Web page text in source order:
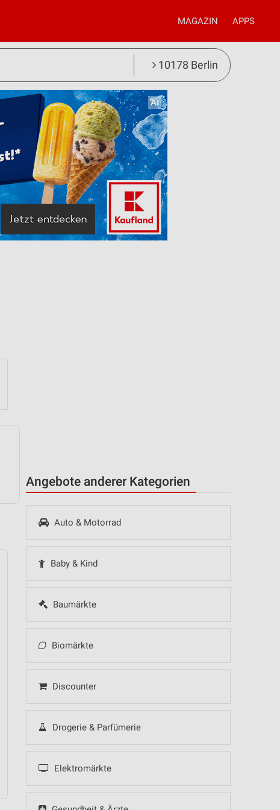
MAGAZIN APPS
10178 Berlin
Angebote anderer Kategorien
Auto & Motorrad
Baby & Kind
Baumärkte
Biomärkte
Discounter
Drogerie & Parfümerie
Elektromärkte